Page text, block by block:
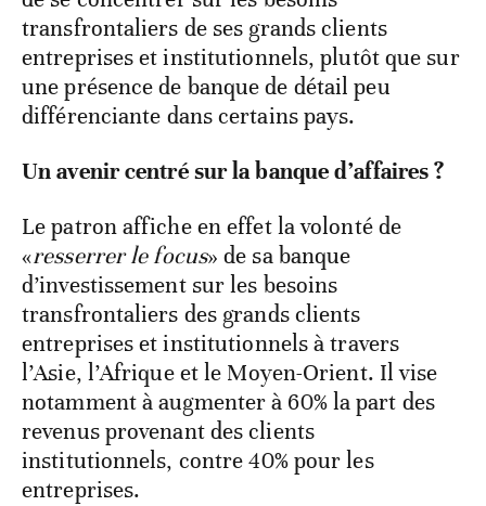
transfrontaliers de ses grands clients
entreprises et institutionnels, plutôt que sur
une présence de banque de détail peu
différenciante dans certains pays.
Un avenir centré sur la banque d’affaires ?
Le patron affiche en effet la volonté de
«resserrer le focus» de sa banque
d’investissement sur les besoins
transfrontaliers des grands clients
entreprises et institutionnels à travers
l’Asie, l’Afrique et le Moyen-Orient. Il vise
notamment à augmenter à 60% la part des
revenus provenant des clients
institutionnels, contre 40% pour les
entreprises.